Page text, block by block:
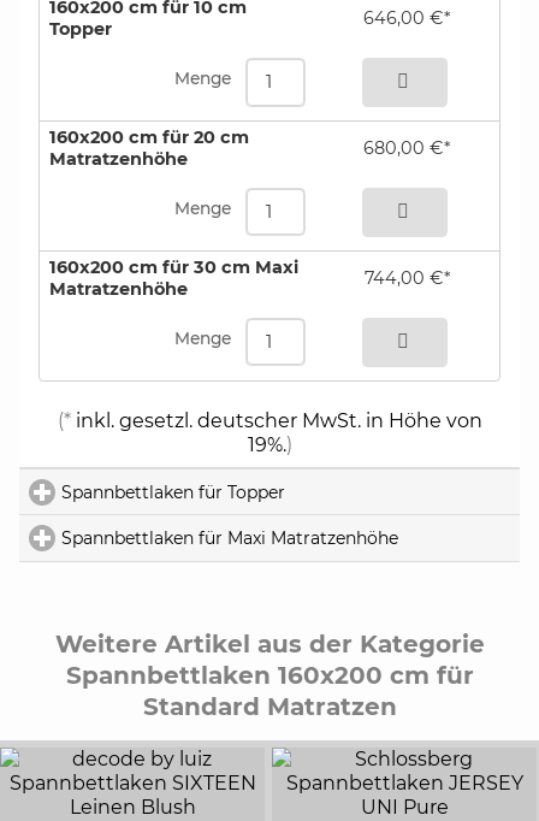
160x200 cm für 10 cm
Topper
Menge
646,00 €*
160x200 cm für 20 cm
Matratzenhöhe
Menge
680,00 €*
bestellen
160x200 cm für 30 cm Maxi
Matratzenhöhe
Menge
744,00 €*
bestellen
(*inkl. gesetzl. deutscher MwSt. in Höhe von
19%.)
Spannbettlaken für Topper
Spannbettlaken für Maxi Matratzenhöhe
Weitere Artikel aus der Kategorie
Spannbettlaken 160x200 cm für
Standard Matratzen